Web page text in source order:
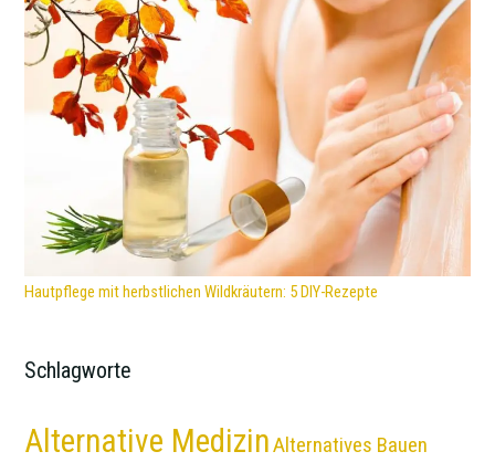
Hautpflege mit herbstlichen Wildkräutern: 5 DIY-Rezepte
Schlagworte
Alternative MedizinAlternatives Bauen